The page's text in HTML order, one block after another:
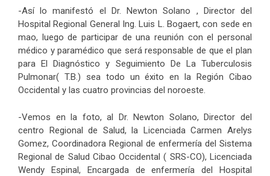
-Así lo manifestó el Dr. Newton Solano , Director del
Hospital Regional General Ing. Luis L. Bogaert, con sede en
mao, luego de participar de una reunión con el personal
médico y paramédico que será responsable de que el plan
para El Diagnóstico y Seguimiento De La Tuberculosis
Pulmonar( T.B.) sea todo un éxito en la Región Cibao
Occidental y las cuatro provincias del noroeste.
-Vemos en la foto, al Dr. Newton Solano, Director del
centro Regional de Salud, la Licenciada Carmen Arelys
Gomez, Coordinadora Regional de enfermería del Sistema
Regional de Salud Cibao Occidental ( SRS-CO), Licenciada
Wendy Espinal, Encargada de enfermería del Hospital